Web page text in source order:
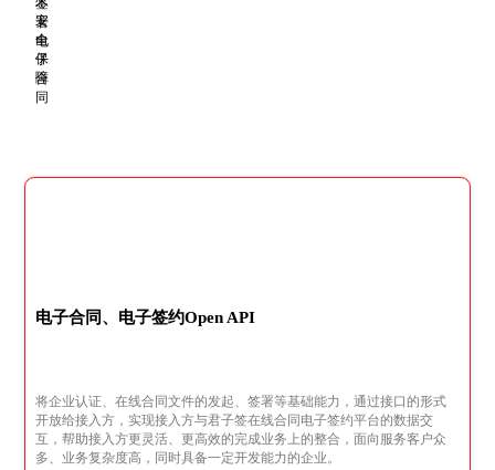
电子合同、电子签约Open API
将企业认证、在线合同文件的发起、签署等基础能力，通过接口的形式
开放给接入方，实现接入方与君子签在线合同电子签约平台的数据交
互，帮助接入方更灵活、更高效的完成业务上的整合，面向服务客户众
多、业务复杂度高，同时具备一定开发能力的企业。